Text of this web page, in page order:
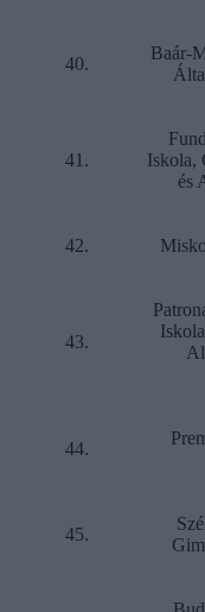
40.
Baár-
41.
Iskola,
és
42.
43.
44.
45.